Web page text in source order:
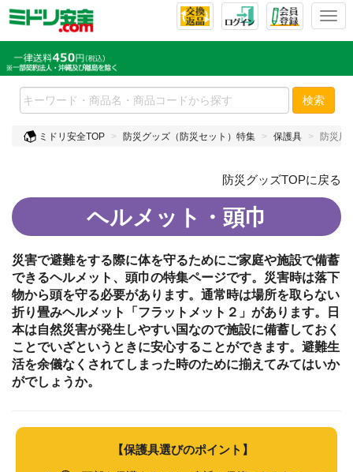
T
l
n
a
g
a
i
n
検索
ミドリ安全TOP 防災グッズ（防災セット）特集 保護具 防災用
防災グッズTOPに戻る
ヘルメット・頭巾
災害で避難をする際に体を守るためにご家庭や施設で備蓄
できるヘルメット、頭巾の特集ページです。災害時は落下
物から頭を守る必要があります。通常時は場所を取らない
折り畳みヘルメット「フラットメット２」があります。日
本は自然災害が発生しやすい国なので施設に備蓄しておく
ことでいざというときに安心することができます。避難生
活を余儀なくされてしまった時のために揃えてみてはいか
がでしょうか。
【保護具選びのポイント】